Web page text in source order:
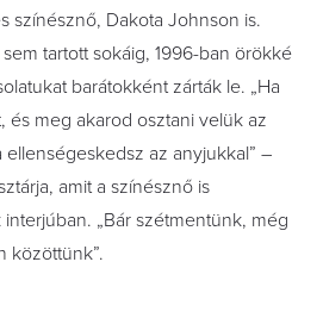
színésznő, Dakota Johnson is.
tartott sokáig, 1996-ban örökké
barátokként zárták le. „Ha
és meg akarod osztani velük az
az anyjukkal” –
amit a színésznő is
„Bár szétmentünk, még
közöttünk”.